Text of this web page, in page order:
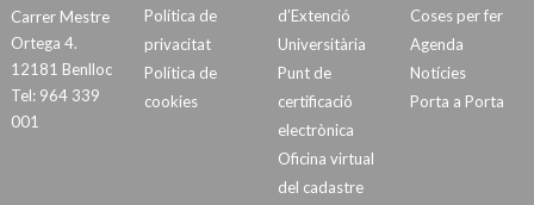
Carrer Mestre
Ortega 4.
12181 Benlloc
Tel: 964 339
001
Política de
privacitat
Política de
cookies
d’Extenció
Universitària
Punt de
certificació
electrònica
Oficina virtual
del cadastre
Coses per fer
Agenda
Notícies
Porta a Porta